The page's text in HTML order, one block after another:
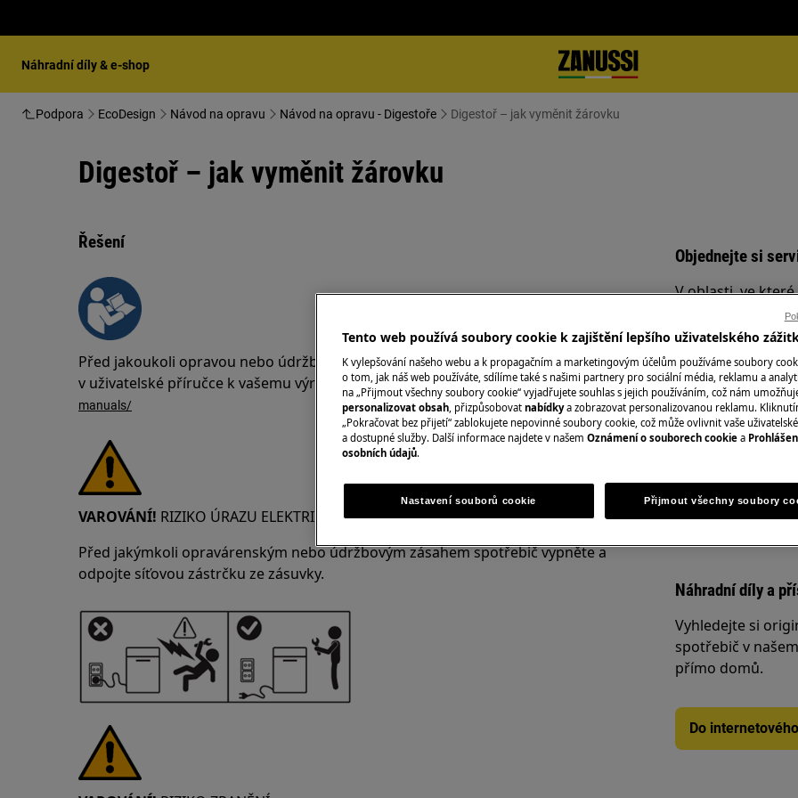
Náhradní díly & e-shop
Podpora EcoDesign Návod na opravu Návod na opravu - Digestoře Digestoř – jak vyměnit žárovku
Digestoř – jak vyměnit žárovku
Řešení
Před jakoukoli opravou nebo údržbou si vždy prostudujte bezpečnostní informace
v uživatelské příručce k vašemu výrobku.https://www.electrolux.com/support/user-
manuals/
VAROVÁNÍ! RIZIKO ÚRAZU ELEKTRICKÝM PROUDEM
Před jakýmkoli opravárenským nebo údržbovým zásahem spotřebič vypněte a
odpojte síťovou zástrčku ze zásuvky.
Objednejte si
V oblasti, ve
Fixní cena
kvalifikovaní
nejprve
případě potřeby
službu
varné desky,
digestoře, trouby
Rezervovat
Náhradní díly a
Vyhledejte si
spotřebič v
přímo domů.
Do
Tento web používá soubory cookie k zajištění lepšího uživatelského
K vylepšování našeho webu a k propagačním a marketingovým účelům používáme soubory
o tom, jak náš web používáte, sdílíme také s našimi partnery pro sociální média, reklamu a
na „Přijmout všechny soubory cookie“ vyjadřujete souhlas s jejich používáním, což nám
personalizovat obsah , přizpůsobovat nabídkya zobrazovat personalizovanou reklamu.
„Pokračovat bez přijetí“ zablokujete nepovinné soubory cookie, což může ovlivnit vaše
a dostupné služby. Další informace najdete v našem Oznámení o souborech cookie a
osobních údajů.
Nastavení souborů cookie Přijmout všechny soubory